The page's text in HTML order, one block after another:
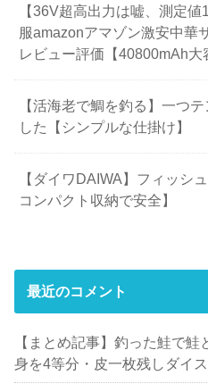
【36V超高出力は嘘、測定
服amazonアマゾン激安中華
レビュー評価【40800mAh大
【活海老で鯛を釣る】一つ
した【シンプルな仕掛け】
【ダイワDAIWA】フィッシ
コンパクト収納で安全】
最近のコメント
【まとめ記事】釣った鮭で
身を4等分・皮一枚残しダイス